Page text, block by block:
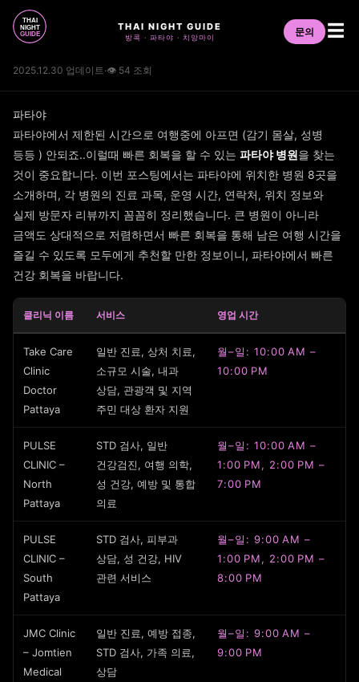
THAI NIGHT GUIDE
방콕 · 파타야 · 치앙마이 문의 ☰
2025.12.30 업데이트·👁 54 조회
파타야
파타야에서 제한된 시간으로 여행중에 아프면 (감기 몸살, 성병
등등 ) 안되죠..이럴때 빠른 회복을 할 수 있는 파타야 병원을 찾는
것이 중요합니다. 이번 포스팅에서는 파타야에 위치한 병원 8곳을
소개하며, 각 병원의 진료 과목, 운영 시간, 연락처, 위치 정보와
실제 방문자 리뷰까지 꼼꼼히 정리했습니다. 큰 병원이 아니라
금액도 상대적으로 저렴하면서 빠른 회복을 통해 남은 여행 시간을
즐길 수 있도록 모두에게 추천할 만한 정보이니, 파타야에서 빠른
건강 회복을 바랍니다.
클리닉 이름 서비스 영업 시간
Take Care
Clinic
Doctor
Pattaya
일반 진료, 상처 치료,
소규모 시술, 내과
상담, 관광객 및 지역
주민 대상 환자 지원
월–일: 10:00 AM –
10:00 PM
PULSE
CLINIC –
North
Pattaya
STD 검사, 일반
건강검진, 여행 의학,
성 건강, 예방 및 통합
의료
월–일: 10:00 AM –
1:00 PM, 2:00 PM –
7:00 PM
PULSE
CLINIC –
South
Pattaya
STD 검사, 피부과
상담, 성 건강, HIV
관련 서비스
월–일: 9:00 AM –
1:00 PM, 2:00 PM –
8:00 PM
JMC Clinic
– Jomtien
Medical
일반 진료, 예방 접종,
STD 검사, 가족 의료,
상담
월–일: 9:00 AM –
9:00 PM